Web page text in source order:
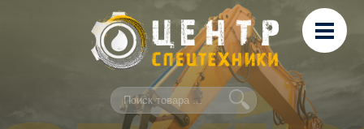
Перейти к основному содержанию
Лизинг
Сервис и ремонт
Контакты